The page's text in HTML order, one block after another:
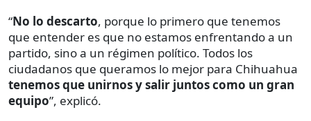
“No lo descarto, porque lo primero que tenemos
que entender es que no estamos enfrentando a un
partido, sino a un régimen político. Todos los
ciudadanos que queramos lo mejor para Chihuahua
tenemos que unirnos y salir juntos como un gran
equipo”, explicó.